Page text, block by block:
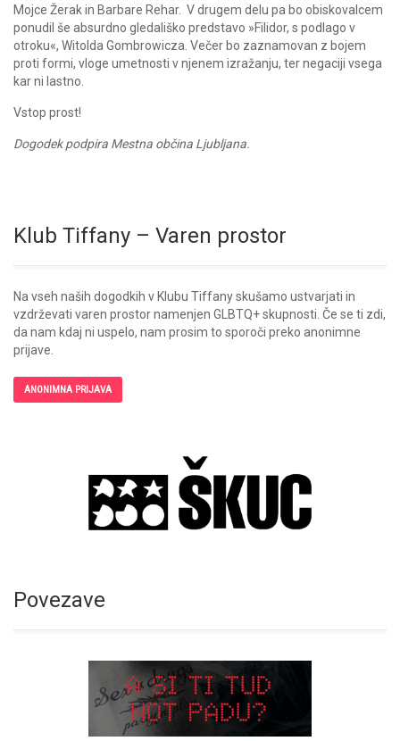
Mojce Žerak in Barbare Rehar. V drugem delu pa bo obiskovalcem
ponudil še absurdno gledališko predstavo »Filidor, s podlago v
otroku«, Witolda Gombrowicza. Večer bo zaznamovan z bojem
proti formi, vloge umetnosti v njenem izražanju, ter negaciji vsega
kar ni lastno.
Vstop prost!
Dogodek podpira Mestna občina Ljubljana.
Klub Tiffany – Varen prostor
Na vseh naših dogodkih v Klubu Tiffany skušamo ustvarjati in
vzdrževati varen prostor namenjen GLBTQ+ skupnosti. Če se ti zdi,
da nam kdaj ni uspelo, nam prosim to sporoči preko anonimne
prijave.
ANONIMNA PRIJAVA
Povezave